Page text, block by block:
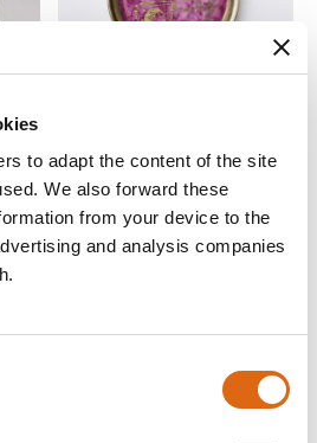
to adapt the content of the site
We also forward these
from your device to the
and analysis companies
Tekopp med fat med guldrand,